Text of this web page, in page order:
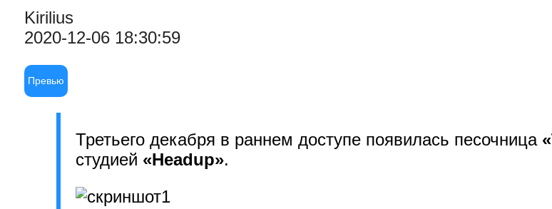
Kirilius
2020-12-06 18:30:59
Превью
Третьего декабря в раннем доступе появилась песочница
студией «Headup».